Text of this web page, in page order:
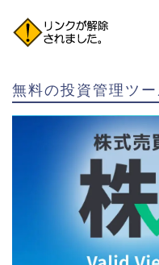
無料の投資管理ツ